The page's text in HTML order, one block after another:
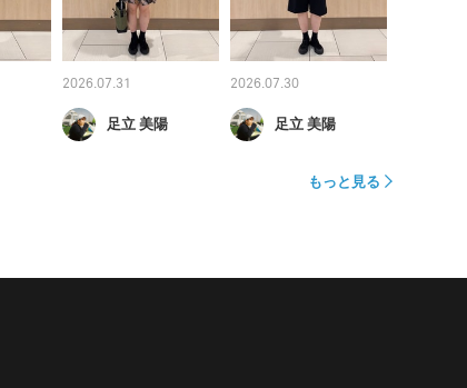
2026.07.31
足立 美陽
2026.07.30
足立 美陽
もっと見る